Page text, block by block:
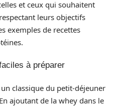
et ceux qui souhaitent
leurs objectifs
exemples de recettes
à préparer
classique du petit-déjeuner
ajoutant de la whey dans le